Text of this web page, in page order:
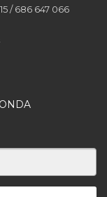
/ 686 647 066